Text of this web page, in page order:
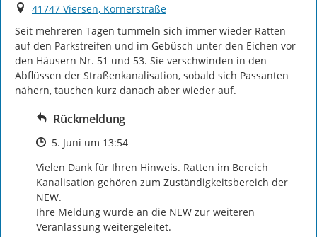
Ort
41747 Viersen, Körnerstraße
Seit mehreren Tagen tummeln sich immer wieder Ratten
auf den Parkstreifen und im Gebüsch unter den Eichen vor
den Häusern Nr. 51 und 53. Sie verschwinden in den
Abflüssen der Straßenkanalisation, sobald sich Passanten
nähern, tauchen kurz danach aber wieder auf.
Rückmeldung
Zeitpunkt des Erstellens
5. Juni um 13:54
Vielen Dank für Ihren Hinweis. Ratten im Bereich
Kanalisation gehören zum Zuständigkeitsbereich der
NEW.
Ihre Meldung wurde an die NEW zur weiteren
Veranlassung weitergeleitet.